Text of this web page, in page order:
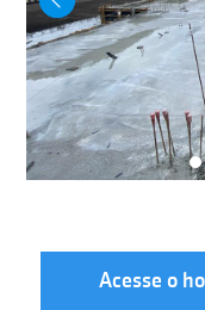
Acesse o